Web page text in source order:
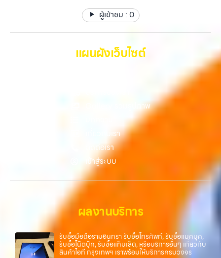
วังหินไม่ว่าคุณจะต้องการ รับซื้อโทรศัพท์, รับซื้อแมคบุค, รับซื้อโน๊ตบุ๊ค, รับ
ซื้อแท็บเล็ต, หรือบริการอื่นๆ เกี่ยวกับสินค้าไอที กรุงเทพฯ…
ทรัพย์สินที่มีมูลค่า คุณอาจต้องการเปลี่ยนรุ่น หรือต้องการเงินด่วน เราจึง
มอบบริการประเมินสภาพเครื่อง ฟรี ปราบปรามความยุ่งยากทั้งหลาย โดย
ทุกแบรนด์ เรารับถึงแม้จะอยู่ในสภาพใช้งานแล้ว ตกแต่งแล้ว หรือมีรอยบ้าง
เพราะมูลค่าของเครื่องไม่ได้ขึ้นอยู่แค่ยี่ห้อ แต่ขึ้นอยู่กับสภาพจริง ความครบ
ลาดพร้าว, รัชดา, บางรัก, แจ้งวัฒนะ, บางแค, วัชรพล, รามอินทรา, บางนา,
บางพลี, เกษตรนวมินทร์, เสนานิคม, วังหิน อย่างเต็มที่ ไม่ว่าคุณจะค้นหาคำ
ว่า “รับซื้อมือถือใกล้ฉัน”, “รับซื้อโทรศัพท์มือสองกรุงเทพ”, “ขาย iPad ได้
ราคา”, “รับซื้อแท็บเล็ต กรุงเทพถึงที่”, หรือ “รับซื้อ Samsung มือสอง
ราคาสูง” — ที่นี่คือคำตอบ เพราะบริการของเรามุ่งตรงให้คุณได้รับราคาและ
ความสะดวกสบายที่เหนือกว่า เลือกเราแล้วคุณจะได้บริการที่คุณไว้วางใจ
พร้อมทีมงานที่พร้อมอำนวยความสะดวก นัดรับถึงที่ ตรวจสภาพอย่างมือ
อาชีพ และจ่ายเงินทันที ทั้งหมดนี้เพื่อให้การขายอุปกรณ์ของคุณเป็นเรื่อง
ง่ายขึ้น ดีกว่า รวดเร็วกว่า และคุ้มค่ากว่า ทำไมต้องเลือกเรา ผู้เชี่ยวชาญด้าน
การให้บริการ รับซื้อมือถือ iPhone, Samsung, ไอแพด แท็บเล็ตทุกยี่ห้อ ใน
ราคาสูง พร้อมจ่ายเงินทันที โดยเน้นบริการในพื้นที่ ลาดพร้าว, รัชดา,
บางรัก, แจ้งวัฒนะ, บางแค, วัชรพล, รามอินทรา, รวมถึง บางนา, บางพลี,
เกษตรนวมินทร์, เสนานิคม, วังหินไม่ว่าคุณจะต้องการ รับซื้อโทรศัพท์, รับ
ซื้อแมคบุค, รับซื้อโน๊ตบุ๊ค, รับซื้อแท็บเล็ต, หรือบริการอื่นๆ เกี่ยวกับสินค้า
ไอที กรุงเทพฯ – เราพร้อมให้บริการครบวงจร บริการของเรา เราให้บริการ
แบบครบวงจรสำหรับลูกค้าที่ต้องการขายอุปกรณ์ไอที ไม่ว่าจะเป็น: รับซื้อไอ
โฟน ทุกรุ่น ทั้งเครื่องใหม่และเครื่องใช้งานแล้ว…
ผู้เข้าชม : 0
แผนผังเว็บไซต์
Gallery รวมรูปภาพ
เกี่ยวกับเรา
ติดต่อเรา
เข้าสู่ระบบ
ผลงานบริการ
รับซื้อมือถือรามอินทรา รับซื้อโทรศัพท์, รับซื้อแมคบุค,
รับซื้อโน๊ตบุ๊ค, รับซื้อแท็บเล็ต, หรือบริการอื่นๆ เกี่ยวกับ
สินค้าไอที กรุงเทพฯ เราพร้อมให้บริการครบวงจร